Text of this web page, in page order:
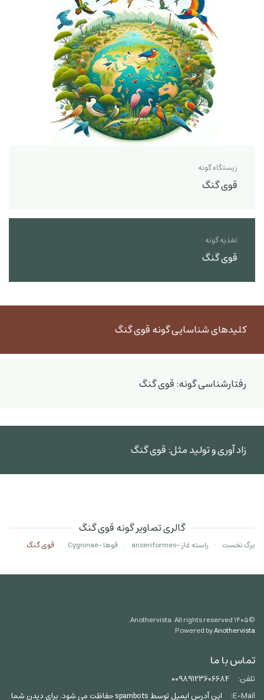
زیستگاه گونه
قوی گنگ
تغذیه گونه
قوی گنگ
کلیدهای شناسایی گونه قوی گنگ
رفتارشناسی گونه: قوی گنگ
زاد آوری و تولید مثل: قوی گنگ
گالری تصاویر گونه قوی گنگ
برگ نخست راسته غاز -anseriformes قوها -Cygninae قوی گنگ
©۱۴۰۵
Powered byAnothervista
تماس با ما
تلفن:
00989123606684
E-Mail:
این آدرس ایمیل توسط spambots حفاظت می شود. برای دیدن شما